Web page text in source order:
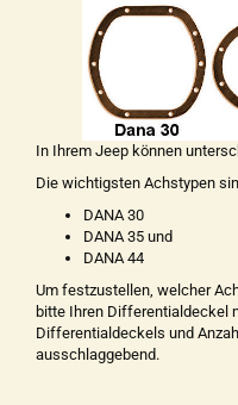
In Ihrem Jeep können
Die wichtigsten Achstypen
DANA 30
DANA 35 und
DANA 44
Um festzustellen, welcher
bitte Ihren Differentialdeckel
Differentialdeckels und
ausschlaggebend.